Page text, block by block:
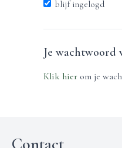
blijf ingelogd
Je wachtwoord
Klik hier om je
Contact